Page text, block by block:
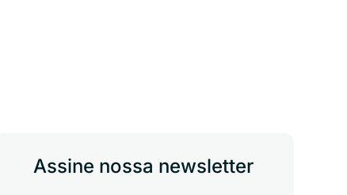
Assine nossa newsletter